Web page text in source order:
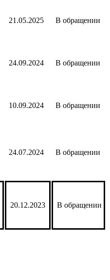
21.05.2025 В обращении
24.09.2024 В обращении
10.09.2024 В обращении
24.07.2024 В обращении
20.12.2023 В обращении